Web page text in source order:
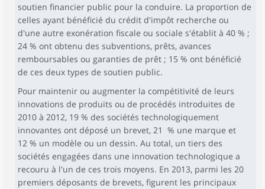
soutien financier public pour la conduire. La proportion de
celles ayant bénéficié du crédit d'impôt recherche ou
d'une autre exonération fiscale ou sociale s'établit à 40 % ;
24 % ont obtenu des subventions, prêts, avances
remboursables ou garanties de prêt ; 15 % ont bénéficié
de ces deux types de soutien public.
Pour maintenir ou augmenter la compétitivité de leurs
innovations de produits ou de procédés introduites de
2010 à 2012, 19 % des sociétés technologiquement
innovantes ont déposé un brevet, 21 % une marque et
12 % un modèle ou un dessin. Au total, un tiers des
sociétés engagées dans une innovation technologique a
recouru à l'un de ces trois moyens. En 2013, parmi les 20
premiers déposants de brevets, figurent les principaux